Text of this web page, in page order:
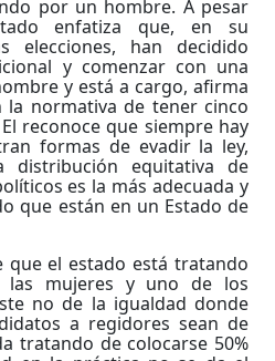
por un hombre. A pesar
enfatiza que, en su
elecciones, han decidido
y comenzar con una
y está a cargo, afirma
normativa de tener cinco
reconoce que siempre hay
formas de evadir la ley,
distribución equitativa de
es la más adecuada y
que están en un Estado de
que el estado está tratando
las mujeres y uno de los
no de la igualdad donde
a regidores sean de
tratando de colocarse 50%